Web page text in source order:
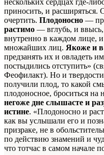
нескольких сердцах где-
приносить, и расширяться.
очертить. Плодоносно —
растимо — вглубь, и ввысь,
внутренно в каждом лице,
множайших лиц. Якоже и в
предзанять их и овладеть
постыдились отступить»
Феофилакт). Но и
получили плод, то какой
плодоносное, броситься на
негоже дне слышасте и
истине. «Плодоносно и
как вы услышали его и
призраке, не в
по действию знамений и
что тотчас в самом начале